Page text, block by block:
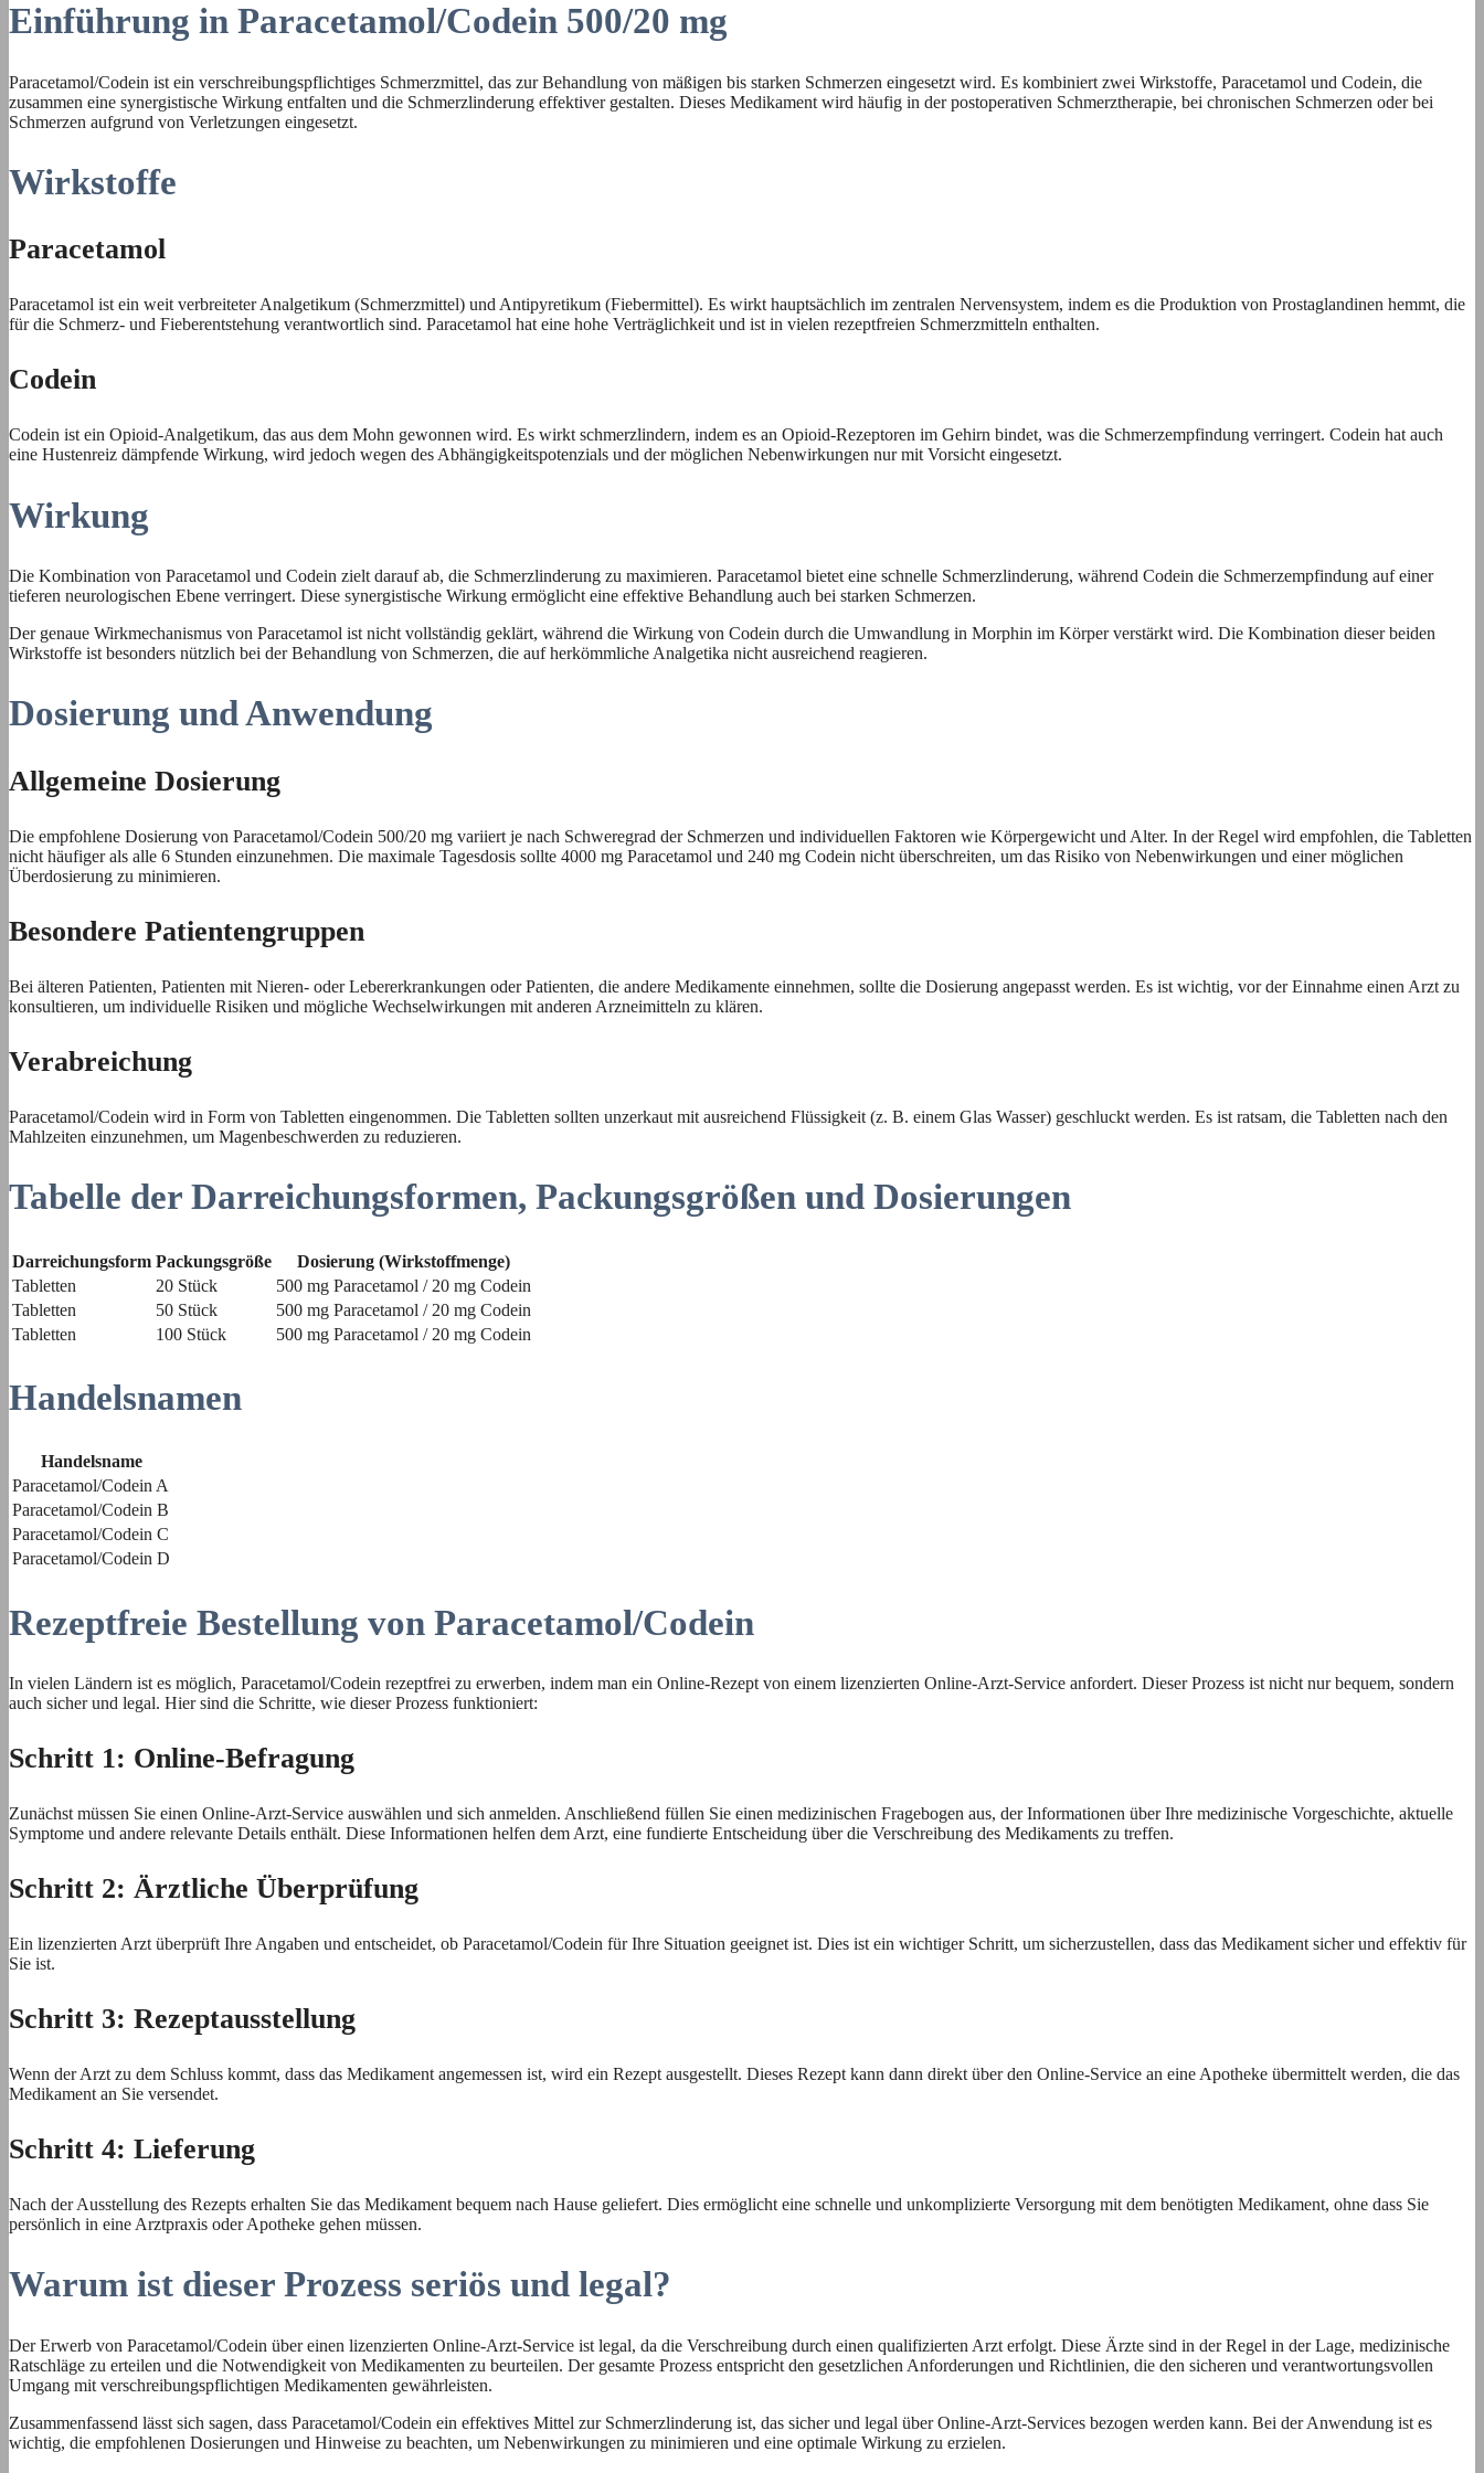
Einführung in Paracetamol/Codein 500/20 mg
Paracetamol/Codein ist ein verschreibungspflichtiges Schmerzmittel, das zur Behandlung von mäßigen bis starken Schmerzen eingesetzt wird. Es kombiniert zwei Wirkstoffe, Paracetamol und Codein, die
zusammen eine synergistische Wirkung entfalten und die Schmerzlinderung effektiver gestalten. Dieses Medikament wird häufig in der postoperativen Schmerztherapie, bei chronischen Schmerzen oder bei
Schmerzen aufgrund von Verletzungen eingesetzt.
Wirkstoffe
Paracetamol
Paracetamol ist ein weit verbreiteter Analgetikum (Schmerzmittel) und Antipyretikum (Fiebermittel). Es wirkt hauptsächlich im zentralen Nervensystem, indem es die Produktion von Prostaglandinen hemmt, die
für die Schmerz- und Fieberentstehung verantwortlich sind. Paracetamol hat eine hohe Verträglichkeit und ist in vielen rezeptfreien Schmerzmitteln enthalten.
Codein
Codein ist ein Opioid-Analgetikum, das aus dem Mohn gewonnen wird. Es wirkt schmerzlindern, indem es an Opioid-Rezeptoren im Gehirn bindet, was die Schmerzempfindung verringert. Codein hat auch
eine Hustenreiz dämpfende Wirkung, wird jedoch wegen des Abhängigkeitspotenzials und der möglichen Nebenwirkungen nur mit Vorsicht eingesetzt.
Wirkung
Die Kombination von Paracetamol und Codein zielt darauf ab, die Schmerzlinderung zu maximieren. Paracetamol bietet eine schnelle Schmerzlinderung, während Codein die Schmerzempfindung auf einer
tieferen neurologischen Ebene verringert. Diese synergistische Wirkung ermöglicht eine effektive Behandlung auch bei starken Schmerzen.
Der genaue Wirkmechanismus von Paracetamol ist nicht vollständig geklärt, während die Wirkung von Codein durch die Umwandlung in Morphin im Körper verstärkt wird. Die Kombination dieser beiden
Wirkstoffe ist besonders nützlich bei der Behandlung von Schmerzen, die auf herkömmliche Analgetika nicht ausreichend reagieren.
Dosierung und Anwendung
Allgemeine Dosierung
Die empfohlene Dosierung von Paracetamol/Codein 500/20 mg variiert je nach Schweregrad der Schmerzen und individuellen Faktoren wie Körpergewicht und Alter. In der Regel wird empfohlen, die Tabletten
nicht häufiger als alle 6 Stunden einzunehmen. Die maximale Tagesdosis sollte 4000 mg Paracetamol und 240 mg Codein nicht überschreiten, um das Risiko von Nebenwirkungen und einer möglichen
Überdosierung zu minimieren.
Besondere Patientengruppen
Bei älteren Patienten, Patienten mit Nieren- oder Lebererkrankungen oder Patienten, die andere Medikamente einnehmen, sollte die Dosierung angepasst werden. Es ist wichtig, vor der Einnahme einen Arzt zu
konsultieren, um individuelle Risiken und mögliche Wechselwirkungen mit anderen Arzneimitteln zu klären.
Verabreichung
Paracetamol/Codein wird in Form von Tabletten eingenommen. Die Tabletten sollten unzerkaut mit ausreichend Flüssigkeit (z. B. einem Glas Wasser) geschluckt werden. Es ist ratsam, die Tabletten nach den
Mahlzeiten einzunehmen, um Magenbeschwerden zu reduzieren.
Tabelle der Darreichungsformen, Packungsgrößen und Dosierungen
Darreichungsform Packungsgröße
Dosierung (Wirkstoffmenge)
Tabletten
20 Stück
500 mg Paracetamol / 20 mg Codein
Tabletten
50 Stück
500 mg Paracetamol / 20 mg Codein
Tabletten
100 Stück 500 mg Paracetamol / 20 mg Codein
Handelsnamen
Handelsname
Paracetamol/Codein A
Paracetamol/Codein B
Paracetamol/Codein C
Paracetamol/Codein D
Rezeptfreie Bestellung von Paracetamol/Codein
In vielen Ländern ist es möglich, Paracetamol/Codein rezeptfrei zu erwerben, indem man ein Online-Rezept von einem lizenzierten Online-Arzt-Service anfordert. Dieser Prozess ist nicht nur bequem, sondern
auch sicher und legal. Hier sind die Schritte, wie dieser Prozess funktioniert:
Schritt 1: Online-Befragung
Zunächst müssen Sie einen Online-Arzt-Service auswählen und sich anmelden. Anschließend füllen Sie einen medizinischen Fragebogen aus, der Informationen über Ihre medizinische Vorgeschichte, aktuelle
Symptome und andere relevante Details enthält. Diese Informationen helfen dem Arzt, eine fundierte Entscheidung über die Verschreibung des Medikaments zu treffen.
Schritt 2: Ärztliche Überprüfung
Ein lizenzierten Arzt überprüft Ihre Angaben und entscheidet, ob Paracetamol/Codein für Ihre Situation geeignet ist. Dies ist ein wichtiger Schritt, um sicherzustellen, dass das Medikament sicher und effektiv für
Sie ist.
Schritt 3: Rezeptausstellung
Wenn der Arzt zu dem Schluss kommt, dass das Medikament angemessen ist, wird ein Rezept ausgestellt. Dieses Rezept kann dann direkt über den Online-Service an eine Apotheke übermittelt werden, die das
Medikament an Sie versendet.
Schritt 4: Lieferung
Nach der Ausstellung des Rezepts erhalten Sie das Medikament bequem nach Hause geliefert. Dies ermöglicht eine schnelle und unkomplizierte Versorgung mit dem benötigten Medikament, ohne dass Sie
persönlich in eine Arztpraxis oder Apotheke gehen müssen.
Warum ist dieser Prozess seriös und legal?
Der Erwerb von Paracetamol/Codein über einen lizenzierten Online-Arzt-Service ist legal, da die Verschreibung durch einen qualifizierten Arzt erfolgt. Diese Ärzte sind in der Regel in der Lage, medizinische
Ratschläge zu erteilen und die Notwendigkeit von Medikamenten zu beurteilen. Der gesamte Prozess entspricht den gesetzlichen Anforderungen und Richtlinien, die den sicheren und verantwortungsvollen
Umgang mit verschreibungspflichtigen Medikamenten gewährleisten.
Zusammenfassend lässt sich sagen, dass Paracetamol/Codein ein effektives Mittel zur Schmerzlinderung ist, das sicher und legal über Online-Arzt-Services bezogen werden kann. Bei der Anwendung ist es
wichtig, die empfohlenen Dosierungen und Hinweise zu beachten, um Nebenwirkungen zu minimieren und eine optimale Wirkung zu erzielen.